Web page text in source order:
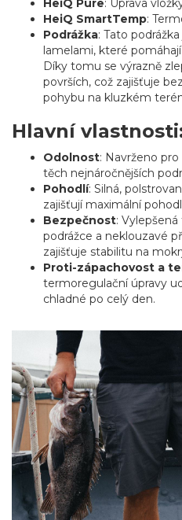
HeiQ Pure: Úprava
HeiQ SmartTemp:
Podrážka: Tato
lamelami, které
Díky tomu se výrazně
površích, což zajišťuje
pohybu na kluzkém
Hlavní
Odolnost: Navrženo
těch nejnáročnějších
Pohodlí: Silná,
zajišťují maximální
Bezpečnost:
podrážce a neklouzavé
zajišťuje stabilitu na
Proti-zápachovost a
termoregulační úpravy
chladné po celý den.